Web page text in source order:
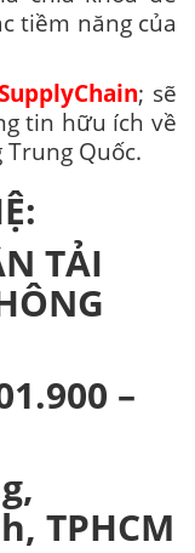
tiềm năng của
; sẽ
tin hữu ích về
Quốc.
TẢI
–
TPHCM